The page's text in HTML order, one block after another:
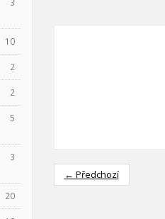
← Předchozí
10
2
2
5
3
20